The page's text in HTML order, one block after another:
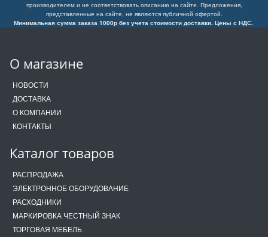
производителем и не соответствовать описанию на сайте. Предложения,
представленные на сайте, не являются публичной офертой.
Минимальная сумма заказа 1000р без учета стоимости доставки. Цены с НДС.
О магазине
НОВОСТИ
ДОСТАВКА
О КОМПАНИИ
КОНТАКТЫ
Каталог товаров
РАСПРОДАЖА
ЭЛЕКТРОННОЕ ОБОРУДОВАНИЕ
РАСХОДНИКИ
МАРКИРОВКА ЧЕСТНЫЙ ЗНАК
ТОРГОВАЯ МЕБЕЛЬ